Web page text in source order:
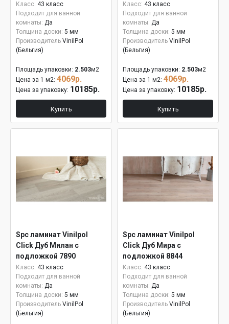
Класс: 43 класс
Подходит для ванной
комнаты: Да
Толщина доски: 5 мм
Производитель VinilPol
(Бельгия)
Площадь упаковки: 2.503м2
Цена за 1 м2: 4069р.
Цена за упаковку: 10185р.
Купить
Класс: 43 класс
Подходит для ванной
комнаты: Да
Толщина доски: 5 мм
Производитель VinilPol
(Бельгия)
Площадь упаковки: 2.503м2
Цена за 1 м2: 4069р.
Цена за упаковку: 10185р.
Купить
Spc ламинат Vinilpol
Click Дуб Милан с
подложкой 7890
Класс: 43 класс
Подходит для ванной
комнаты: Да
Толщина доски: 5 мм
Производитель VinilPol
(Бельгия)
Spc ламинат Vinilpol
Click Дуб Мира с
подложкой 8844
Класс: 43 класс
Подходит для ванной
комнаты: Да
Толщина доски: 5 мм
Производитель VinilPol
(Бельгия)